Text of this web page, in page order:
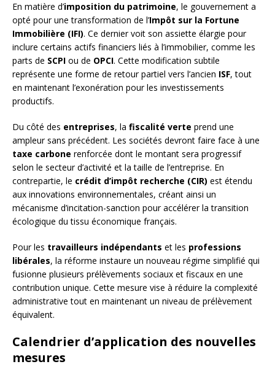
En matière d’imposition du patrimoine, le gouvernement a
opté pour une transformation de l’Impôt sur la Fortune
Immobilière (IFI). Ce dernier voit son assiette élargie pour
inclure certains actifs financiers liés à l’immobilier, comme les
parts de SCPI ou de OPCI. Cette modification subtile
représente une forme de retour partiel vers l’ancien ISF, tout
en maintenant l’exonération pour les investissements
productifs.
Du côté des entreprises, la fiscalité verte prend une
ampleur sans précédent. Les sociétés devront faire face à une
taxe carbone renforcée dont le montant sera progressif
selon le secteur d’activité et la taille de l’entreprise. En
contrepartie, le crédit d’impôt recherche (CIR) est étendu
aux innovations environnementales, créant ainsi un
mécanisme d’incitation-sanction pour accélérer la transition
écologique du tissu économique français.
Pour les travailleurs indépendants et les professions
libérales, la réforme instaure un nouveau régime simplifié qui
fusionne plusieurs prélèvements sociaux et fiscaux en une
contribution unique. Cette mesure vise à réduire la complexité
administrative tout en maintenant un niveau de prélèvement
équivalent.
Calendrier d’application des nouvelles
mesures